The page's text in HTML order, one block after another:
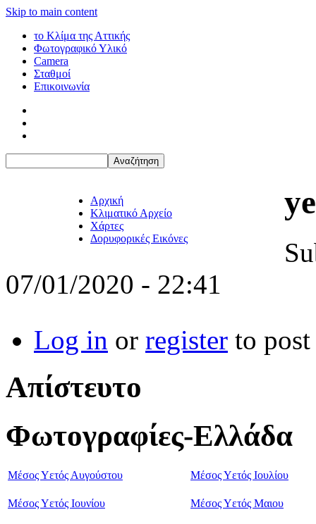
Skip to main content
το Κλίμα της Αττικής
Φωτογραφικό Υλικό
Camera
Σταθμοί
Επικοινωνία
Αρχική
Κλιματικό Αρχείο
Χάρτες
Δορυφορικές Εικόνες
07/01/2020 - 22:41
Log in or register to
Απίστευτο
Φωτογραφίες-Ελλάδα
Μέσος Υετός Αυγούστου Μέσος Υετός Ιουλίου
Μέσος Υετός Ιουνίου Μέσος Υετός Μαιου